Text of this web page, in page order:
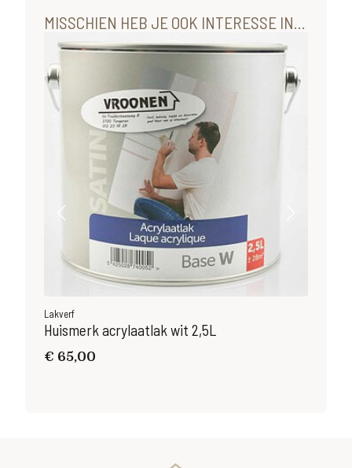
MISSCHIEN HEB JE OOK INTERESSE IN...
Lakverf
Huismerk acrylaatlak wit 2,5L
€ 65,00